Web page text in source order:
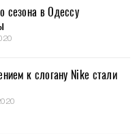
сезона в Одессу
к слогану Nike стали